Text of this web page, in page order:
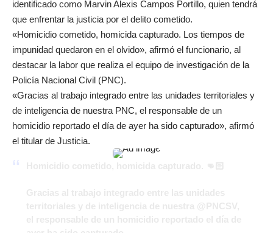
identificado como Marvin Alexis Campos Portillo, quien tendrá
que enfrentar la justicia por el delito cometido.
«Homicidio cometido, homicida capturado. Los tiempos de
impunidad quedaron en el olvido», afirmó el funcionario, al
destacar la labor que realiza el equipo de investigación de la
Policía Nacional Civil (PNC).
«Gracias al trabajo integrado entre las unidades territoriales y
de inteligencia de nuestra PNC, el responsable de un
homicidio reportado el día de ayer ha sido capturado», afirmó
el titular de Justicia.